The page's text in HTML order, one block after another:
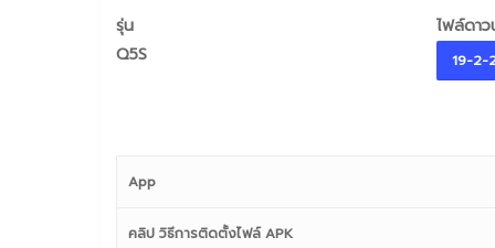
รุ่น
Q5S
ไฟล์ดา
19-2-
App
คลิป วิธีการติดตั้งไฟล์ APK